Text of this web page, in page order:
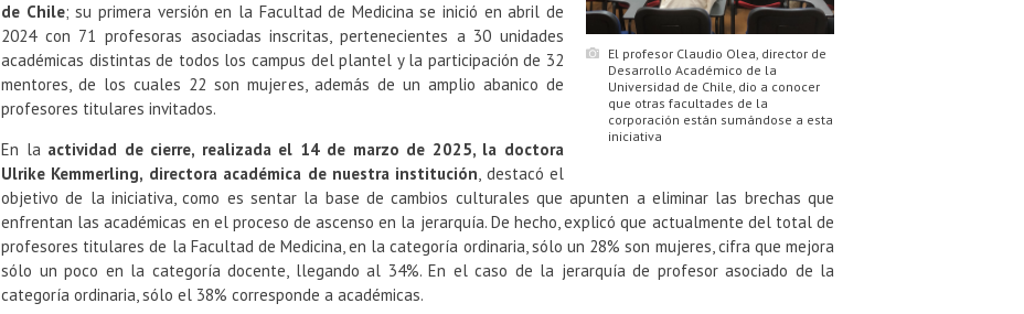
El profesor Claudio Olea, director de
Desarrollo Académico de la
Universidad de Chile, dio a conocer
que otras facultades de la
corporación están sumándose a esta
iniciativa
de Chile; su primera versión en la Facultad de Medicina se inició en abril de
2024 con 71 profesoras asociadas inscritas, pertenecientes a 30 unidades
académicas distintas de todos los campus del plantel y la participación de 32
mentores, de los cuales 22 son mujeres, además de un amplio abanico de
profesores titulares invitados.
En la actividad de cierre, realizada el 14 de marzo de 2025, la doctora
Ulrike Kemmerling, directora académica de nuestra institución, destacó el
objetivo de la iniciativa, como es sentar la base de cambios culturales que apunten a eliminar las brechas que
enfrentan las académicas en el proceso de ascenso en la jerarquía. De hecho, explicó que actualmente del total de
profesores titulares de la Facultad de Medicina, en la categoría ordinaria, sólo un 28% son mujeres, cifra que mejora
sólo un poco en la categoría docente, llegando al 34%. En el caso de la jerarquía de profesor asociado de la
categoría ordinaria, sólo el 38% corresponde a académicas.